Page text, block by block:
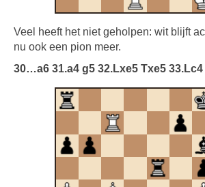
Veel heeft het niet geholpen: wit blijft
nu ook een pion meer.
30…a6 31.a4 g5 32.Lxe5 Txe5